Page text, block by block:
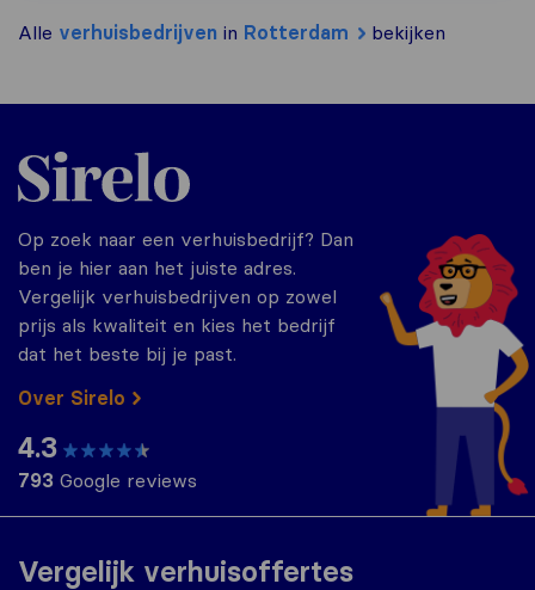
Alle verhuisbedrijven in Rotterdam bekijken
Vergelijk verhuisoffertes
Sirelo.nl
Op zoek naar een verhuisbedrijf? Dan
ben je hier aan het juiste adres.
Vergelijk verhuisbedrijven op zowel
prijs als kwaliteit en kies het bedrijf
dat het beste bij je past.
Over Sirelo
4.3
793 Google reviews